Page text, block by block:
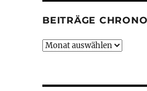
BEITRÄGE
Beiträge